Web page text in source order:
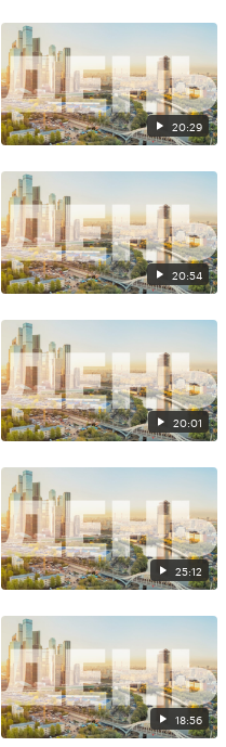
20:29
20:54
20:01
25:12
18:56